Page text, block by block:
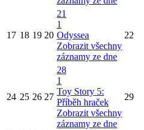
17 18 19 20
21
1
Odyssea
Zobrazit všechny
záznamy ze dne
22
24 25 26 27
28
1
Toy Story 5:
Příběh hraček
Zobrazit všechny
záznamy ze dne
29